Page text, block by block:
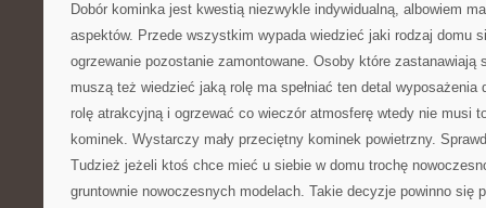
Dobór kominka jest kwestią niezwykle indywidualną, albowiem
aspektów. Przede wszystkim wypada wiedzieć jaki rodzaj domu
ogrzewanie pozostanie zamontowane. Osoby które zastanawiają
muszą też wiedzieć jaką rolę ma spełniać ten detal wyposażenia
rolę atrakcyjną i ogrzewać co wieczór atmosferę wtedy nie musi
kominek. Wystarczy mały przeciętny kominek powietrzny.
Tudzież jeżeli ktoś chce mieć u siebie w domu trochę
gruntownie nowoczesnych modelach. Takie decyzje powinno się